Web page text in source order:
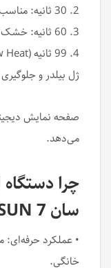
2. 30 ثانیه: مناسب برای ژل‌های سبک.
3. 60 ثانیه: خشک کردن عمیق با قدرت کامل.
ژل بیلدر و
صفحه نمایش
می‌دهد.
سان 7 SUN؟
• عملکرد حرفه‌ای:
خانگی.